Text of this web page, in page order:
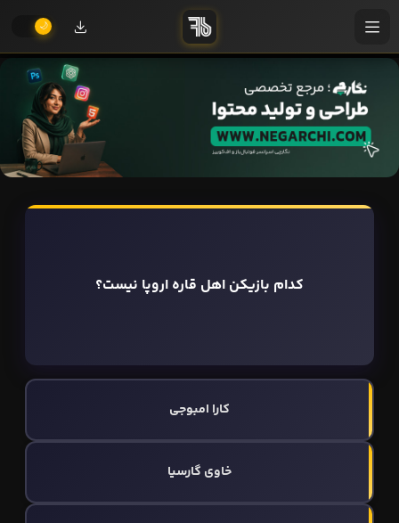
کدام بازیکن اهل قاره اروپا نیست؟
کارا امبوجی
خاوی گارسیا